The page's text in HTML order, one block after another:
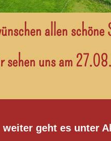
allen schöne
sehen uns am
weiter geht es unter